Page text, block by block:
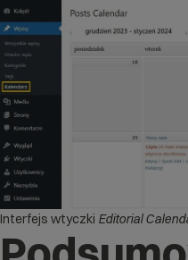
Interfejs wtyczki Editorial